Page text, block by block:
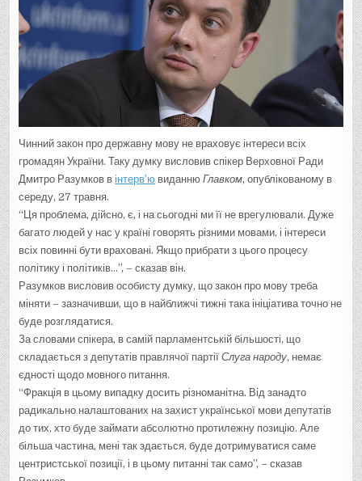
Чинний закон про державну мову не враховує інтереси всіх
громадян України. Таку думку висловив спікер Верховної Ради
Дмитро Разумков вінтерв’ю виданнюГлавком, опублікованому в
середу, 27 травня.
“Ця проблема, дійсно, є, і на сьогодні ми її не врегулювали. Дуже
багато людей у ​​нас у країні говорять різними мовами, і інтереси
всіх повинні бути враховані. Якщо прибрати з цього процесу
політику і політиків…”, – сказав він.
Разумков висловив особисту думку, що закон про мову треба
міняти – зазначивши, що в найближчі тижні така ініціатива точно не
буде розглядатися.
За словами спікера, в самій парламентській більшості, що
складається з депутатів правлячої партіїСлуга народу, немає
єдності щодо мовного питання.
“Фракція в цьому випадку досить різноманітна. Від занадто
радикально налаштованих на захист української мови депутатів
до тих, хто буде займати абсолютно протилежну позицію. Але
більша частина, мені так здається, буде дотримуватися саме
центристської позиції, і в цьому питанні так само”, – сказав